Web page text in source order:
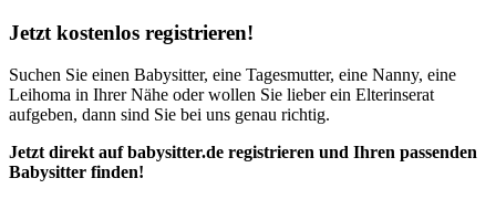
Jetzt kostenlos registrieren!
Suchen Sie einen Babysitter, eine Tagesmutter, eine Nanny, eine
Leihoma in Ihrer Nähe oder wollen Sie lieber ein Elterinserat
aufgeben, dann sind Sie bei uns genau richtig.
Jetzt direkt auf babysitter.de registrieren und Ihren passenden
Babysitter finden!